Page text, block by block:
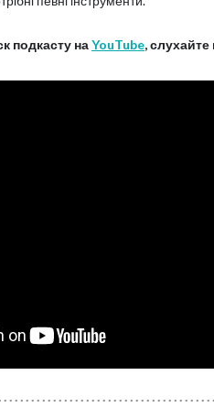
подкасту наYouTube, слухайте